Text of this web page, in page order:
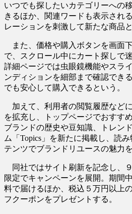
いつでも探したいカテゴリーへの
きるほか、関連ワードも表示され
レーションを刺激して新たな商品
また、価格や購入ボタンを画面
で、スクロール中にカート探しで
詳細ページでは虫眼鏡機能やスラ
ンディションを細部まで確認でき
でも安心して購入できるという。
加えて、利用者の閲覧履歴など
を拡充し、トップページでおすす
ブランドの歴史や豆知識、トレン
ム「Topics」を新たに掲載し、読
テンツでブランドリユースの魅力を
同社ではサイト刷新を記念し、
限定でキャンペーンを展開。期間
料で届けるほか、税込５万円以上
フクーポンをプレゼントする。